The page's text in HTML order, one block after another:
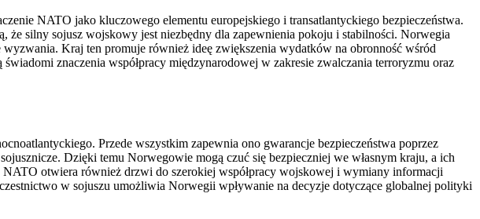
NATO jako kluczowego elementu europejskiego i transatlantyckiego bezpieczeństwa.
że silny sojusz wojskowy jest niezbędny dla zapewnienia pokoju i stabilności. Norwegia
Kraj ten promuje również ideę zwiększenia wydatków na obronność wśród
znaczenia współpracy międzynarodowej w zakresie zwalczania terroryzmu oraz
Przede wszystkim zapewnia ono gwarancje bezpieczeństwa poprzez
Dzięki temu Norwegowie mogą czuć się bezpieczniej we własnym kraju, a ich
otwiera również drzwi do szerokiej współpracy wojskowej i wymiany informacji
w sojuszu umożliwia Norwegii wpływanie na decyzje dotyczące globalnej polityki